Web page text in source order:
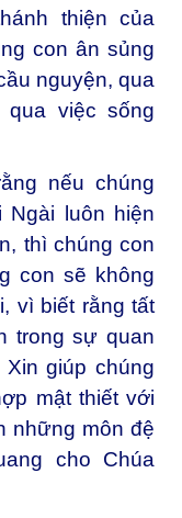
thiện của
con ân sủng
nguyện, qua
việc sống
nếu chúng
Ngài luôn hiện
thì chúng con
con sẽ không
vì biết rằng tất
trong sự quan
giúp chúng
mật thiết với
những môn đệ
cho Chúa